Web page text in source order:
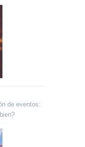
de eventos: